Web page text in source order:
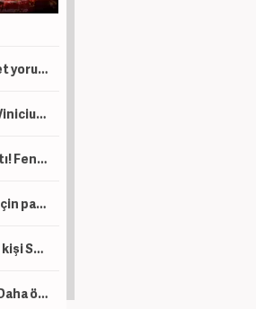
İsmail Kartal'dan galibiyet yorumu
Dünyada yılın transferi! Vinicius için 120 milyon Euro'luk teklif
Greenwood sahneye çıktı! Fenerbahçe tur kapısını araladı
Trabzonspor'dan Salah için paylaşım yağmuru
Trabzon alev alev! 25 bin kişi Salah'ı karşıladı
Salah'ın ilk açıklamaları: Daha önce böyle bir şey görmedim